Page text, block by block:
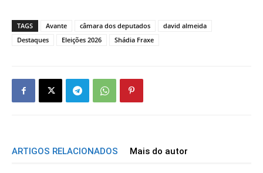
TAGS Avante câmara dos deputados
david almeida
Destaques
Eleições 2026 Shádia Fraxe
ARTIGOS RELACIONADOS Mais do autor